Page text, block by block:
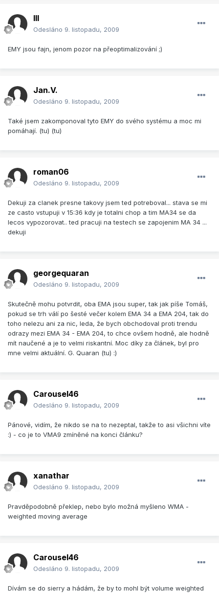
lll
Odesláno 9. listopadu, 2009
EMY jsou fajn, jenom pozor na přeoptimalizování ;)
Jan.V.
Odesláno 9. listopadu, 2009
Také jsem zakomponoval tyto EMY do svého systému a moc mi
pomáhají. (tu) (tu)
roman06
Odesláno 9. listopadu, 2009
Dekuji za clanek presne takovy jsem ted potreboval... stava se mi
ze casto vstupuji v 15:36 kdy je totalni chop a tim MA34 se da
lecos vypozorovat.. ted pracuji na testech se zapojenim MA 34 ...
dekuji
georgequaran
Odesláno 9. listopadu, 2009
Skutečně mohu potvrdit, oba EMA jsou super, tak jak píše Tomáš,
pokud se trh válí po šesté večer kolem EMA 34 a EMA 204, tak do
toho nelezu ani za nic, leda, že bych obchodoval proti trendu
odrazy mezi EMA 34 - EMA 204, to chce ovšem hodně, ale hodně
mít naučené a je to velmi riskantní. Moc díky za článek, byl pro
mne velmi aktuální. G. Quaran (tu) :)
Carousel46
Odesláno 9. listopadu, 2009
Pánové, vidím, že nikdo se na to nezeptal, takže to asi všichni víte
:) - co je to VMA9 zmíněné na konci článku?
xanathar
Odesláno 9. listopadu, 2009
Pravděpodobně překlep, nebo bylo možná myšleno WMA -
weighted moving average
Carousel46
Odesláno 9. listopadu, 2009
Dívám se do sierry a hádám, že by to mohl být volume weighted